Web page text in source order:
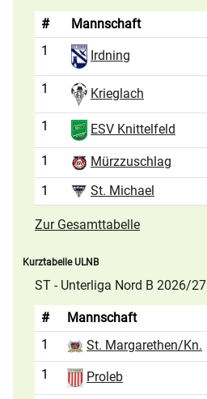
# Mannschaft
1
Irdning
1 Krieglach
1 ESV Knittelfeld
1 Mürzzuschlag
1
St. Michael
Zur Gesamttabelle
Kurztabelle ULNB
ST - Unterliga Nord B 2026/27
# Mannschaft
1
St. Margarethen/Kn.
1
Proleb